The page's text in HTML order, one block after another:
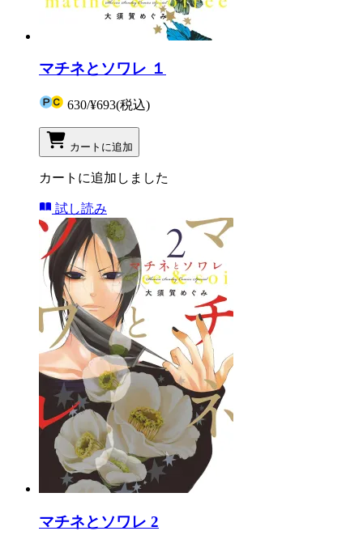
マチネとソワレ １
630/¥693(税込)
カートに追加
カートに追加しました
試し読み
マチネとソワレ 2